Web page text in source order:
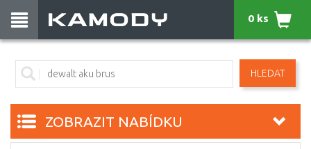
HLEDAT
0 ks
ZOBRAZIT NABÍDKU